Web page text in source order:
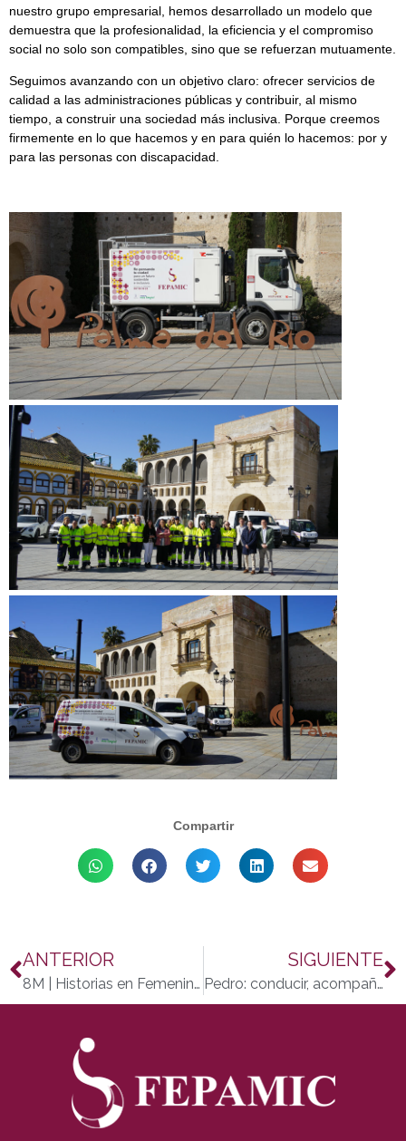
nuestro grupo empresarial, hemos desarrollado un modelo que
demuestra que la profesionalidad, la eficiencia y el compromiso
social no solo son compatibles, sino que se refuerzan mutuamente.
Seguimos avanzando con un objetivo claro: ofrecer servicios de
calidad a las administraciones públicas y contribuir, al mismo
tiempo, a construir una sociedad más inclusiva. Porque creemos
firmemente en lo que hacemos y en para quién lo hacemos: por y
para las personas con discapacidad.
Compartir
ANTERIOR
8M | Historias en Femenino: voces que inspiran, vidas que abren camino
SIGUIENTE
Pedro: conducir, acompañar y romper estereotipos cada día